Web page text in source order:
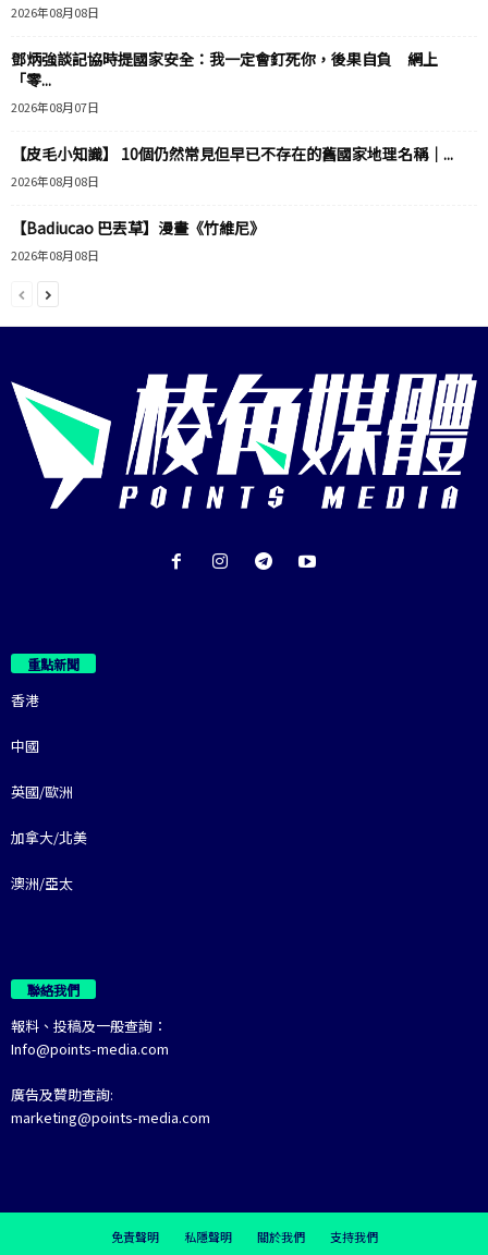
2026年08月08日
鄧炳強談記協時提國家安全：我一定會釘死你，後果自負 網上
「零...
2026年08月07日
【皮毛小知識】 10個仍然常見但早已不存在的舊國家地理名稱｜...
2026年08月08日
【Badiucao 巴丟草】漫畫《竹維尼》
2026年08月08日
重點新聞
香港
中國
英國/歐洲
加拿大/北美
澳洲/亞太
聯絡我們
報料、投稿及一般查詢：
Info@points-media.com
廣告及贊助查詢:
marketing@points-media.com
免責聲明 私隱聲明 關於我們 支持我們